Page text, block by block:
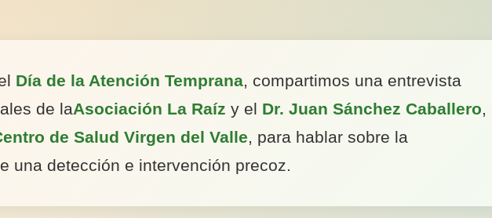
Día de la Atención Temprana, compartimos una entrevista
de laAsociación La Raíz y el Dr. Juan Sánchez Caballero,
de Salud Virgen del Valle, para hablar sobre la
una detección e intervención precoz.